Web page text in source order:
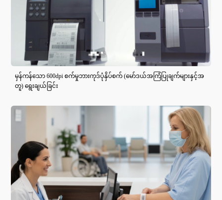
မှန်ကန်သော 600dpi စက်မှုဘားကုဒ်ပုံနှိပ်စက် (မော်ဒယ်အကြံပြုချက်များနှင့်အ
တူ) ရွေးချယ်ခြင်း